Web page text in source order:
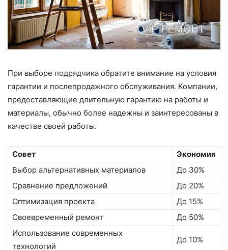
При выборе подрядчика обратите внимание на условия
гарантии и послепродажного обслуживания. Компании,
предоставляющие длительную гарантию на работы и
материалы, обычно более надежны и заинтересованы в
качестве своей работы.
Совет
Экономия
Выбор альтернативных материалов
До 30%
Сравнение предложений
До 20%
Оптимизация проекта
До 15%
Своевременный ремонт
До 50%
Использование современных
технологий
До 10%